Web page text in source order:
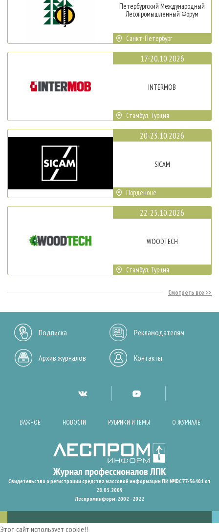
Петербургский Международный
Лесопромышленный Форум
Санкт-Петербург
17-20.10.2026
INTERMOB
Стамбул, Турция
20-23.10.2026
SICAM
Порденоне
22-25.10.2026
WOODTECH
Стамбул, Турция
Смотреть все
Подписка Рекламодателям
Архив журналов Контакты
ВАЖНОЕ НОВОСТИ РУБРИКИ И ТЕМЫ О ЖУРНАЛЕ
Свидетельство о регистрации средства массовой информации ПИ №ФС77-36401 от
28.05.2009
Леспроминформ. 2002 - 2022
Этот сайт использует cookie!!